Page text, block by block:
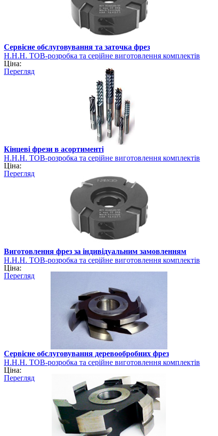
Сервісне обслуговування та заточка фрез
Н.Н.Н. ТОВ-розробка та серійне виготовлення комплектів
фрез
Ціна:
Перегляд
Кінцеві фрези в асортименті
Н.Н.Н. ТОВ-розробка та серійне виготовлення комплектів
фрез
Ціна:
Перегляд
Виготовлення фрез за індивідуальним замовленням
Н.Н.Н. ТОВ-розробка та серійне виготовлення комплектів
фрез
Ціна:
Перегляд
Сервісне обслуговування деревообробних фрез
Н.Н.Н. ТОВ-розробка та серійне виготовлення комплектів
фрез
Ціна:
Перегляд